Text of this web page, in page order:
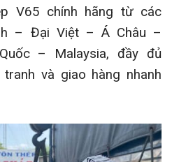
V65 chính hãng từ các
– Đại Việt – Á Châu –
– Malaysia, đầy đủ
và giao hàng nhanh